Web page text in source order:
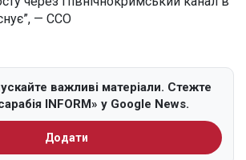
важливі матеріали. Стежте
INFORM» у Google News.
Додати